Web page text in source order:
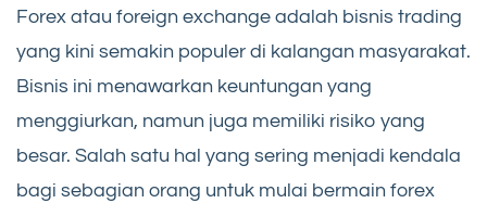
Forex atau foreign exchange adalah bisnis trading
yang kini semakin populer di kalangan masyarakat.
Bisnis ini menawarkan keuntungan yang
menggiurkan, namun juga memiliki risiko yang
besar. Salah satu hal yang sering menjadi kendala
bagi sebagian orang untuk mulai bermain forex